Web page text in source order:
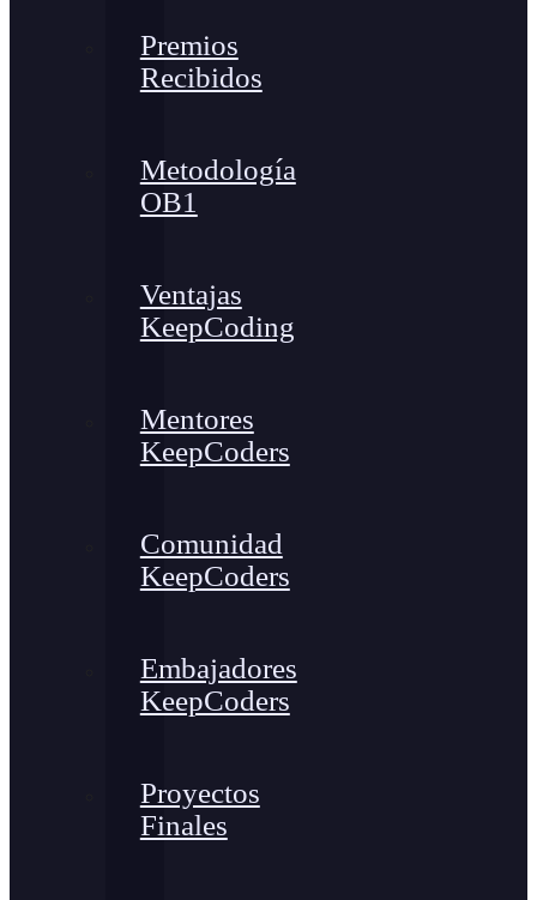
Premios
Recibidos
Metodología
OB1
Ventajas
KeepCoding
Mentores
KeepCoders
Comunidad
KeepCoders
Embajadores
KeepCoders
Proyectos
Finales